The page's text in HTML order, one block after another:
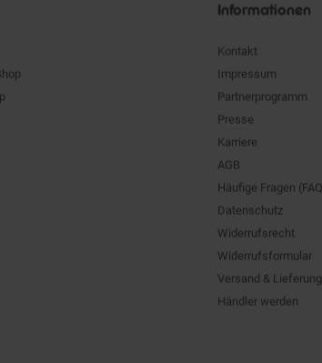
Impressum
Partnerprogramm
Presse
Karriere
AGB
Häufige Fragen (FAQ)
Datenschutz
Widerrufsrecht
Widerrufsformular
Versand & Lieferung
Händler werden